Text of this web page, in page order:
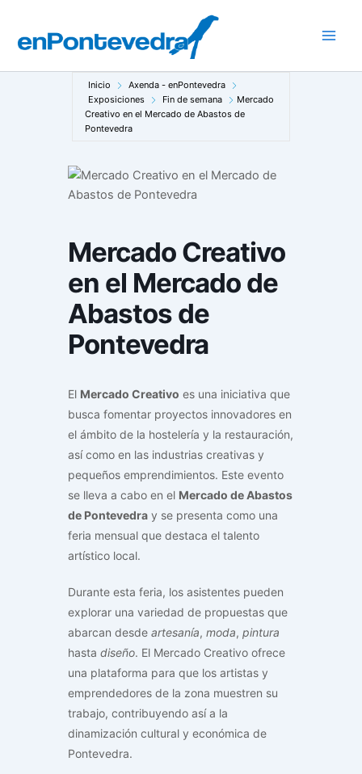
contenido
Inicio
Axenda - enPontevedra
Exposiciones
Fin de semana
Mercado
Creativo en el Mercado de Abastos de
Pontevedra
Mercado Creativo
en el Mercado de
Abastos de
Pontevedra
El Mercado Creativo es una iniciativa que
busca fomentar proyectos innovadores en
el ámbito de la hostelería y la restauración,
así como en las industrias creativas y
pequeños emprendimientos. Este evento
se lleva a cabo en el Mercado de Abastos
de Pontevedra y se presenta como una
feria mensual que destaca el talento
artístico local.
Durante esta feria, los asistentes pueden
explorar una variedad de propuestas que
abarcan desde artesanía, moda, pintura
hasta diseño. El Mercado Creativo ofrece
una plataforma para que los artistas y
emprendedores de la zona muestren su
trabajo, contribuyendo así a la
dinamización cultural y económica de
Pontevedra.